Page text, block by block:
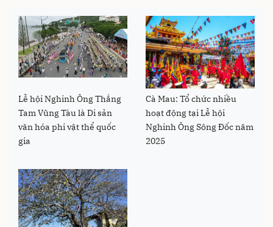
Lễ hội Nghinh Ông Thắng
Tam Vũng Tàu là Di sản
văn hóa phi vật thể quốc
gia
Cà Mau: Tổ chức nhiều
hoạt động tại Lễ hội
Nghinh Ông Sông Đốc năm
2025